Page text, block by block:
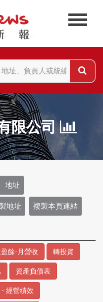
限公司
地址
地址 複製本頁連結
餘-月營收 轉投資
資產負債表
經營績效